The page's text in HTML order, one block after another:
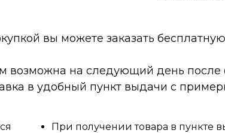
вы можете заказать
возможна на следующий день после
в удобный пункт выдачи с
При получении товара в пункте